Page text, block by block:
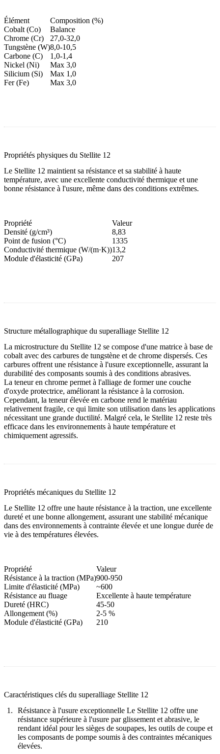
Élément
Composition (%)
Cobalt (Co)
Balance
Chrome (Cr)
27,0-32,0
Tungstène (W)8,0-10,5
Carbone (C)
1,0-1,4
Nickel (Ni)
Max 3,0
Silicium (Si)
Max 1,0
Fer (Fe)
Max 3,0
Propriétés physiques du Stellite 12
Le Stellite 12 maintient sa résistance et sa stabilité à haute
température, avec une excellente conductivité thermique et une
bonne résistance à l'usure, même dans des conditions extrêmes.
Propriété
Valeur
Densité (g/cm³)
8,83
Point de fusion (°C)
1335
Conductivité thermique (W/(m·K))13,2
Module d'élasticité (GPa)
207
Structure métallographique du superalliage Stellite 12
La microstructure du Stellite 12 se compose d'une matrice à base de
cobalt avec des carbures de tungstène et de chrome dispersés. Ces
carbures offrent une résistance à l'usure exceptionnelle, assurant la
durabilité des composants soumis à des conditions abrasives.
La teneur en chrome permet à l'alliage de former une couche
d'oxyde protectrice, améliorant la résistance à la corrosion.
Cependant, la teneur élevée en carbone rend le matériau
relativement fragile, ce qui limite son utilisation dans les applications
nécessitant une grande ductilité. Malgré cela, le Stellite 12 reste très
efficace dans les environnements à haute température et
chimiquement agressifs.
Propriétés mécaniques du Stellite 12
Le Stellite 12 offre une haute résistance à la traction, une excellente
dureté et une bonne allongement, assurant une stabilité mécanique
dans des environnements à contrainte élevée et une longue durée de
vie à des températures élevées.
Propriété
Valeur
Résistance à la traction (MPa)900-950
Limite d'élasticité (MPa)
~600
Résistance au fluage
Excellente à haute température
Dureté (HRC)
45-50
Allongement (%)
2-5 %
Module d'élasticité (GPa)
210
Caractéristiques clés du superalliage Stellite 12
Résistance à l'usure exceptionnelle Le Stellite 12 offre une
résistance supérieure à l'usure par glissement et abrasive, le
rendant idéal pour les sièges de soupapes, les outils de coupe et
les composants de pompe soumis à des contraintes mécaniques
élevées.